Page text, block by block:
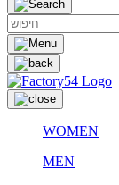
WOMEN
MEN